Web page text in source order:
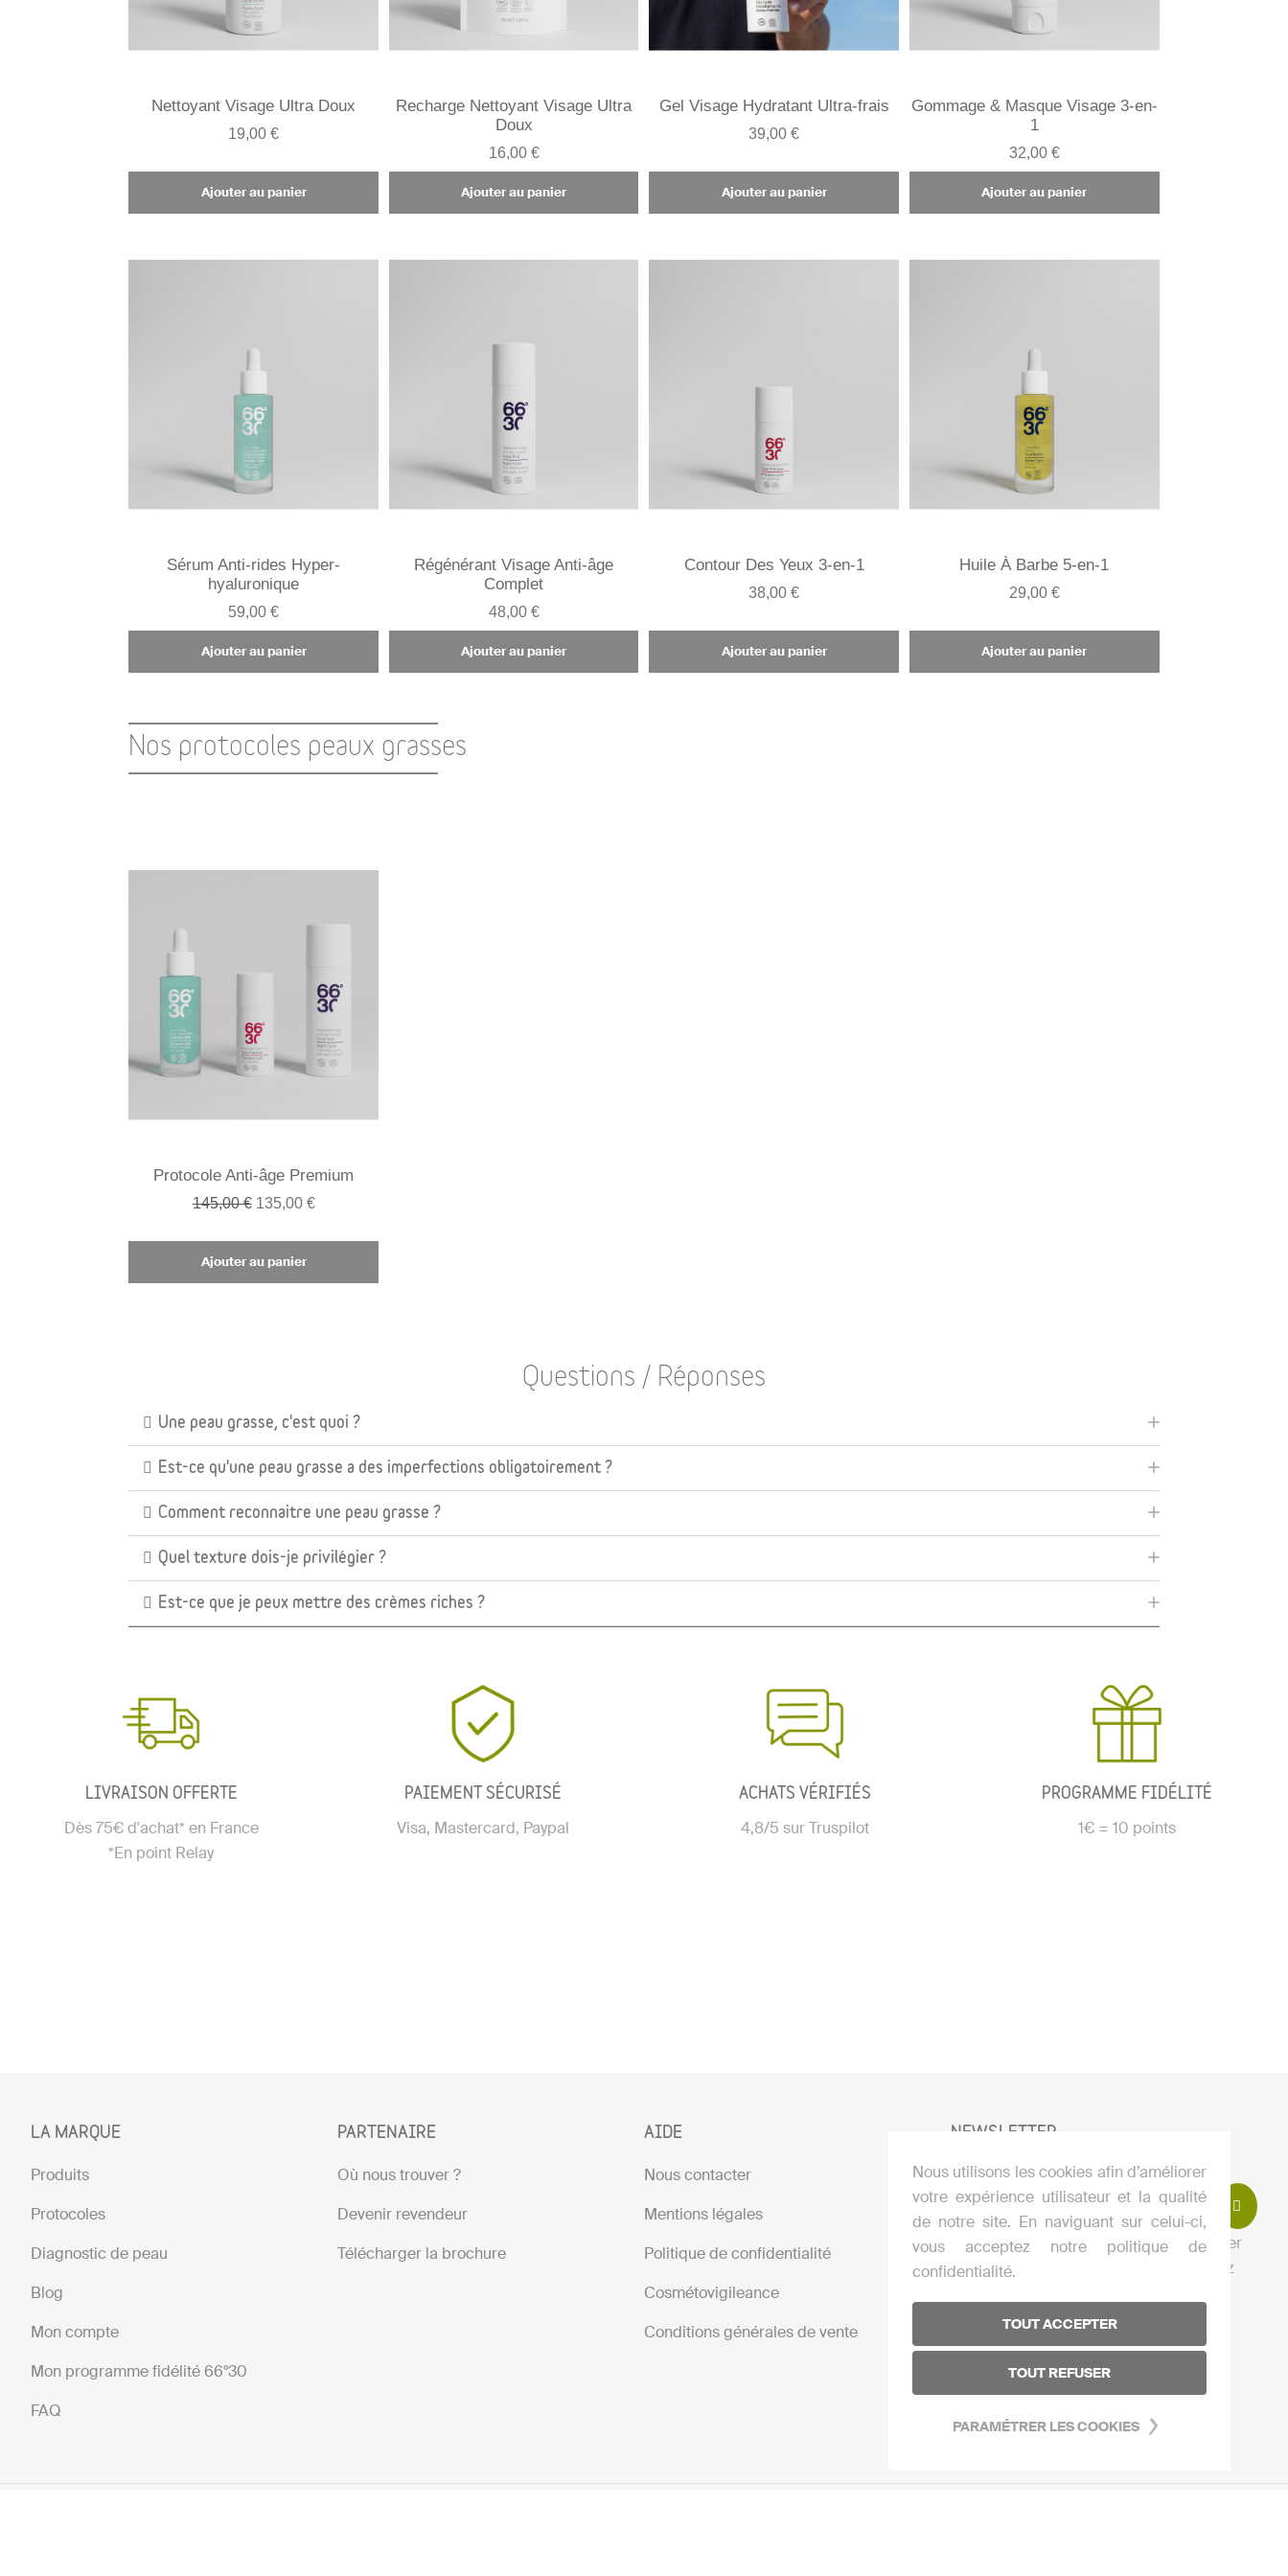
Nous utilisons les cookies afin d’améliorer
votre expérience utilisateur et la qualité
de notre site. En naviguant sur celui-ci,
vous acceptez notre politique de
confidentialité.
TOUT ACCEPTER
TOUT REFUSER
PARAMÉTRER LES COOKIES
Nettoyant Visage Ultra Doux
19,00 €
Ajouter au panier
Recharge Nettoyant Visage Ultra
Doux
16,00 €
Ajouter au panier
Gel Visage Hydratant Ultra-frais
39,00 €
Ajouter au panier
Gommage & Masque Visage 3-en-
1
32,00 €
Ajouter au panier
Sérum Anti-rides Hyper-
hyaluronique
59,00 €
Ajouter au panier
Régénérant Visage Anti-âge
Complet
48,00 €
Ajouter au panier
Contour Des Yeux 3-en-1
38,00 €
Ajouter au panier
Huile À Barbe 5-en-1
29,00 €
Ajouter au panier
Nos protocoles peaux grasses
Protocole Anti-âge Premium
145,00 € 135,00 €
Ajouter au panier
Questions / Réponses
Une peau grasse, c'est quoi ?
Est-ce qu'une peau grasse a des imperfections obligatoirement ?
Comment reconnaitre une peau grasse ?
Quel texture dois-je privilégier ?
Est-ce que je peux mettre des crèmes riches ?
LIVRAISON OFFERTE
Dès 75€ d'achat* en France
*En point Relay
PAIEMENT SÉCURISÉ
Visa, Mastercard, Paypal
ACHATS VÉRIFIÉS
4,8/5 sur Truspilot
PROGRAMME FIDÉLITÉ
1€ = 10 points
LA MARQUE
Produits
Protocoles
Diagnostic de peau
Blog
Mon compte
Mon programme fidélité 66°30
FAQ
PARTENAIRE
Où nous trouver ?
Devenir revendeur
Télécharger la brochure
AIDE
Nous contacter
Mentions légales
Politique de confidentialité
Cosmétovigileance
Conditions générales de vente
NEWSLETTER
J’accepte de m’abonner à la newsletter
En cliquant sur ce bouton vous acceptez